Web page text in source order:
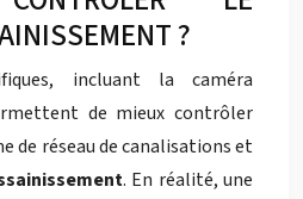
?
incluant la caméra
de mieux contrôler
de réseau de canalisations et
. En réalité, une